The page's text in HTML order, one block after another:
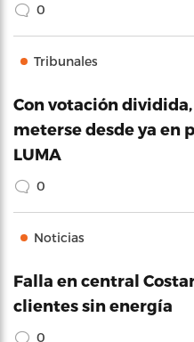
0
Tribunales
Con votación
meterse desde ya en
LUMA
0
Noticias
Falla en central
clientes sin energía
0